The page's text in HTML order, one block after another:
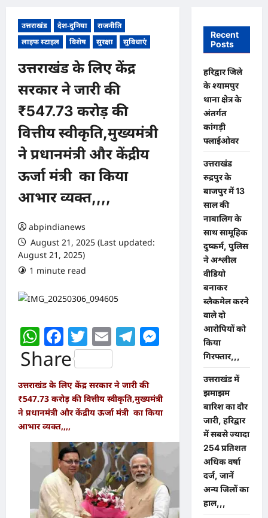
उत्तराखंड देश-दुनिया
राजनीति
लाइफ स्टाइल
विशेष सुरक्षा सुविधाएं
उत्तराखंड के लिए केंद्र
सरकार ने जारी की
₹547.73 करोड़ की
वित्तीय स्वीकृति,मुख्यमंत्री
ने प्रधानमंत्री और केंद्रीय
ऊर्जा मंत्री का किया
आभार व्यक्त,,,,
abpindianews
August 21, 2025 (Last updated:
August 21, 2025)
1 minute read
WhatsApp
Facebook
Twitter
EmailTelegram
Messenger
Share
उत्तराखंड के लिए केंद्र सरकार ने जारी की
₹547.73 करोड़ की वित्तीय स्वीकृति,मुख्यमंत्री
ने प्रधानमंत्री और केंद्रीय ऊर्जा मंत्री का किया
आभार व्यक्त,,,,
Recent
Posts
​हरिद्वार जिले
के श्यामपुर
थाना क्षेत्र के
अंतर्गत
कांगड़ी
फ्लाईओवर
उत्तराखंड
रुद्रपुर के
बाजपुर में 13
साल की
नाबालिग के
साथ सामूहिक
दुष्कर्म, पुलिस
ने अश्लील
वीडियो
बनाकर
ब्लैकमेल करने
वाले दो
आरोपियों को
किया
गिरफ्तार,,,
उत्तराखंड में
झमाझम
बारिश का दौर
जारी, हरिद्वार
में सबसे ज्यादा
254 प्रतिशत
अधिक वर्षा
दर्ज, जानें
अन्य जिलों का
हाल,,,